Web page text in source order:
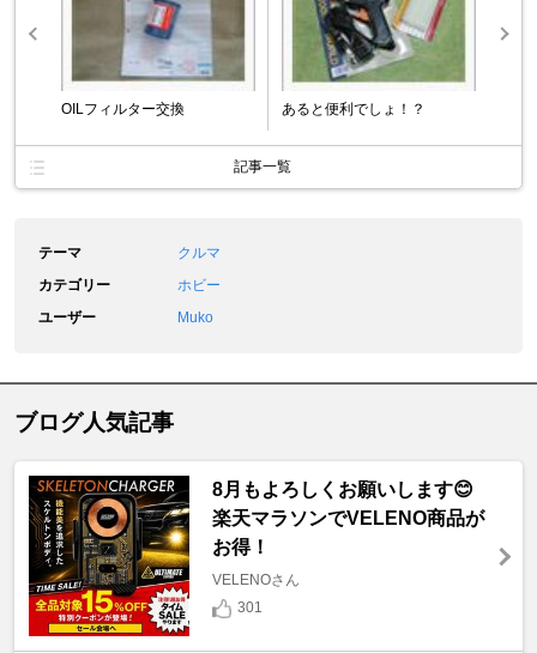
OILフィルター交換 あると便利でしょ！？
記事一覧
テーマ
クルマ
カテゴリー
ホビー
ユーザー
Muko
ブログ人気記事
8月もよろしくお願いします😊
楽天マラソンでVELENO商品が
お得！
VELENOさん
301